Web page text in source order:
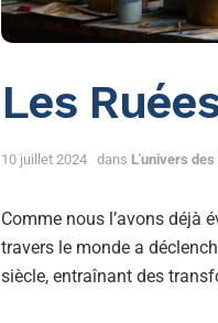
Les
10 juillet 2024 dans L'univers
Comme nous l’avons déjà
travers le monde a
siècle, entraînant des